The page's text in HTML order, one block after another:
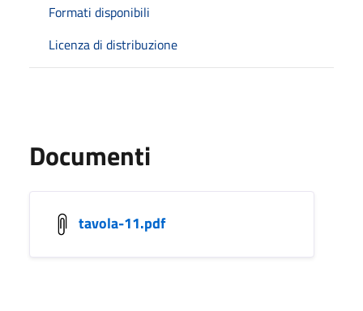
Formati disponibili
Licenza di distribuzione
Documenti
tavola-11.pdf